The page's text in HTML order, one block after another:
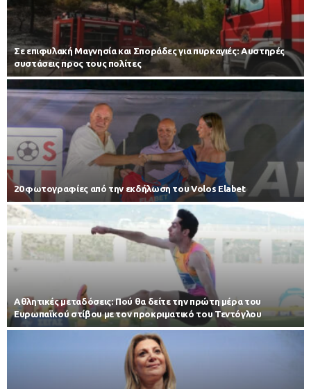
Σε επιφυλακή Μαγνησία και Σποράδες για πυρκαγιές: Αυστηρές
συστάσεις προς τους πολίτες
20 φωτογραφίες από την εκδήλωση του Volos Elabet
Αθλητικές μεταδόσεις: Πού θα δείτε την πρώτη μέρα του
Ευρωπαϊκού στίβου με τον προκριματικό του Τεντόγλου